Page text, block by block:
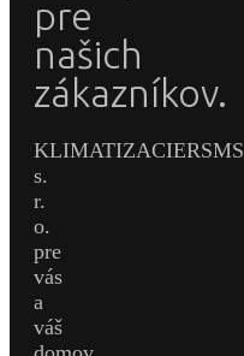
pre
našich
zákazníkov.
KLIMATIZACIERSMS
s.
r.
o.
pre
vás
a
váš